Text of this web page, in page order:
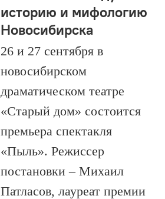
историю и мифологию
Новосибирска
26 и 27 сентября в
новосибирском
драматическом театре
«Старый дом» состоится
премьера спектакля
«Пыль». Режиссер
постановки – Михаил
Патласов, лауреат премии